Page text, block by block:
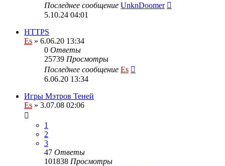
Последнее сообщение UnknDoomer
5.10.24 04:01
HTTPS
Es » 6.06.20 13:34
0 Ответы
25739 Просмотры
Последнее сообщение Es
6.06.20 13:34
Игры Мэтров Теней
Es » 3.07.08 02:06
1
2
3
47 Ответы
101838 Просмотры